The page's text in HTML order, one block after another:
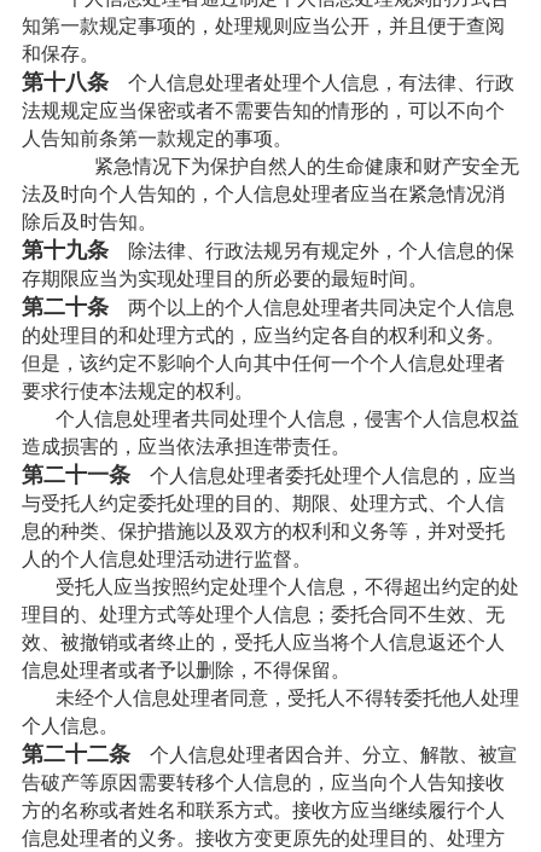
知第一款规定事项的，处理规则应当公开，并且便于查阅
和保存。
第十八条个人信息处理者处理个人信息，有法律、行政
法规规定应当保密或者不需要告知的情形的，可以不向个
人告知前条第一款规定的事项。
紧急情况下为保护自然人的生命健康和财产安全无
法及时向个人告知的，个人信息处理者应当在紧急情况消
除后及时告知。
第十九条除法律、行政法规另有规定外，个人信息的保
存期限应当为实现处理目的所必要的最短时间。
第二十条两个以上的个人信息处理者共同决定个人信息
的处理目的和处理方式的，应当约定各自的权利和义务。
但是，该约定不影响个人向其中任何一个个人信息处理者
要求行使本法规定的权利。
个人信息处理者共同处理个人信息，侵害个人信息权益
造成损害的，应当依法承担连带责任。
第二十一条个人信息处理者委托处理个人信息的，应当
与受托人约定委托处理的目的、期限、处理方式、个人信
息的种类、保护措施以及双方的权利和义务等，并对受托
人的个人信息处理活动进行监督。
受托人应当按照约定处理个人信息，不得超出约定的处
理目的、处理方式等处理个人信息；委托合同不生效、无
效、被撤销或者终止的，受托人应当将个人信息返还个人
信息处理者或者予以删除，不得保留。
未经个人信息处理者同意，受托人不得转委托他人处理
个人信息。
第二十二条个人信息处理者因合并、分立、解散、被宣
告破产等原因需要转移个人信息的，应当向个人告知接收
方的名称或者姓名和联系方式。接收方应当继续履行个人
信息处理者的义务。接收方变更原先的处理目的、处理方